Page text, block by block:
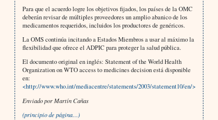
Para que el acuerdo logre los objetivos fijados, los países de la OMC
deberán revisar de múltiples proveedores un amplio abanico de los
medicamentos requeridos, incluidos los productores de genéricos.
La OMS continúa incitando a Estados Miembros a usar al máximo la
flexibilidad que ofrece el ADPIC para proteger la salud pública.
El documento original en inglés: Statement of the World Health
Organization on WTO access to medicines decision está disponible
en:
<http://www.who.int/mediacentre/statements/2003/statement10/en/>
Enviado por Martín Cañas
(principio de página…)